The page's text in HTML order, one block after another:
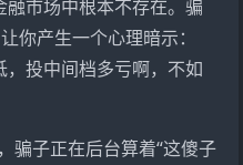
融市场中根本不存在。骗
你产生一个心理暗示：
，投中间档多亏啊，不如
骗子正在后台算着“这傻子